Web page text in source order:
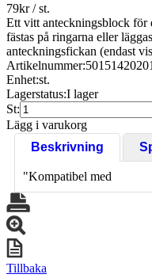
79kr/ st.
Ett vitt anteckningsblock för
fästas på ringarna eller
anteckningsfickan (endast
Artikelnummer:
Enhet:st.
Lagerstatus:I lager
St:
Lägg i varukorg
Beskrivning
"Kompatibel med
Tillbaka